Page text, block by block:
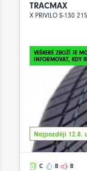
TRACMAX
X PRIVILO S-130
VEŠKERÉ ZBOŽÍ JE
INFORMOVAT, KDY
Nejpozději 12.8.
C B B